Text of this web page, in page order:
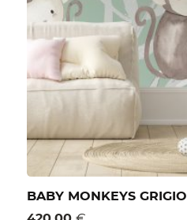
BABY MONKEYS GRIGIO